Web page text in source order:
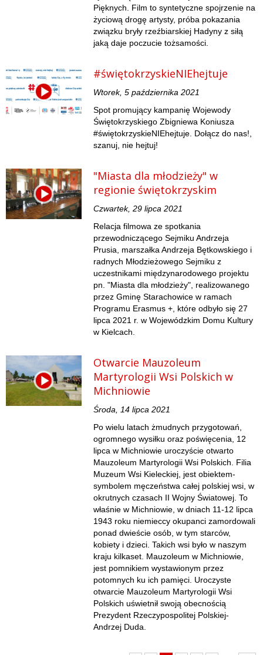
Pięknych. Film to syntetyczne spojrzenie na
życiową drogę artysty, próba pokazania
związku bryły rzeźbiarskiej Hadyny z siłą
jaką daje poczucie tożsamości.
#świętokrzyskieNIEhejtuje
Wtorek, 5 października 2021
Spot promujący kampanię Wojewody
Świętokrzyskiego Zbigniewa Koniusza
#świętokrzyskieNIEhejtuje. Dołącz do nas!,
szanuj, nie hejtuj!
"Miasta dla młodzieży" w
regionie świętokrzyskim
Czwartek, 29 lipca 2021
Relacja filmowa ze spotkania
przewodniczącego Sejmiku Andrzeja
Prusia, marszałka Andrzeja Bętkowskiego i
radnych Młodzieżowego Sejmiku z
uczestnikami międzynarodowego projektu
pn. "Miasta dla młodzieży", realizowanego
przez Gminę Starachowice w ramach
Programu Erasmus +, które odbyło się 27
lipca 2021 r. w Wojewódzkim Domu Kultury
w Kielcach.
Otwarcie Mauzoleum
Martyrologii Wsi Polskich w
Michniowie
Środa, 14 lipca 2021
Po wielu latach żmudnych przygotowań,
ogromnego wysiłku oraz poświęcenia, 12
lipca w Michniowie uroczyście otwarto
Mauzoleum Martyrologii Wsi Polskich. Filia
Muzeum Wsi Kieleckiej, jest obiektem-
symbolem męczeństwa całej polskiej wsi, w
okrutnych czasach II Wojny Światowej. To
właśnie w Michniowie, w dniach 11-12 lipca
1943 roku niemieccy okupanci zamordowali
ponad dwieście osób, w tym starców,
kobiety i dzieci. Takich wsi było w naszym
kraju kilkaset. Mauzoleum w Michniowie,
jest pomnikiem wystawionym przez
potomnych ku ich pamięci. Uroczyste
otwarcie Mauzoleum Martyrologii Wsi
Polskich uświetnił swoją obecnością
Prezydent Rzeczypospolitej Polskiej-
Andrzej Duda.